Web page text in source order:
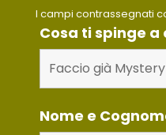
I campi contrassegnati
Cosa ti spinge
Nome e